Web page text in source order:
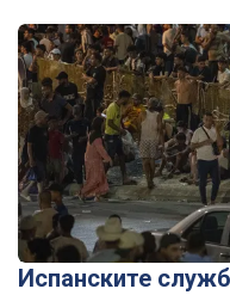
Испанските